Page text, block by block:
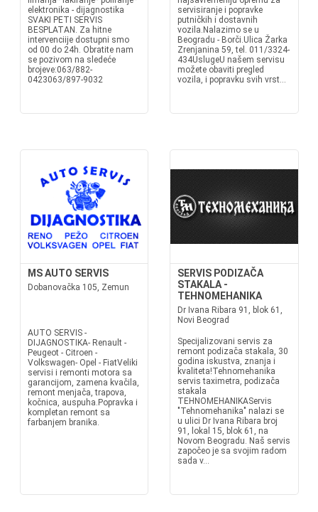
elektronika - dijagnostika
SVAKI PETI SERVIS
BESPLATAN. Za hitne
intervenciije dostupni smo
od 00 do 24h. Obratite nam
se pozivom na sledeće
brojeve:063/882-
0423063/897-9032
servisiranje i popravke
putničkih i dostavnih
vozila.Nalazimo se u
Beogradu - Borči.Ulica Žarka
Zrenjanina 59, tel. 011/3324-
434UslugeU našem servisu
možete obaviti pregled
vozila, i popravku svih vrst...
MS AUTO SERVIS
Dobanovačka 105, Zemun
AUTO SERVIS -
DIJAGNOSTIKA- Renault -
Peugeot - Citroen -
Volkswagen- Opel - FiatVeliki
servisi i remonti motora sa
garancijom, zamena kvačila,
remont menjača, trapova,
kočnica, auspuha.Popravka i
kompletan remont sa
farbanjem branika.
SERVIS PODIZAČA
STAKALA -
TEHNOMEHANIKA
Dr Ivana Ribara 91, blok 61,
Novi Beograd
Specijalizovani servis za
remont podizača stakala, 30
godina iskustva, znanja i
kvaliteta!Tehnomehanika
servis taximetra, podizača
stakala
TEHNOMEHANIKAServis
"Tehnomehanika" nalazi se
u ulici Dr Ivana Ribara broj
91, lokal 15, blok 61, na
Novom Beogradu. Naš servis
započeo je sa svojim radom
sada v...